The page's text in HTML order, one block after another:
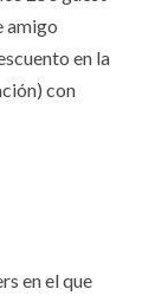
amigo
en la
con
en el que